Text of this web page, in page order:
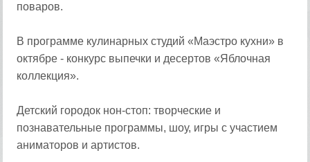
поваров.
В программе кулинарных студий «Маэстро кухни» в
октябре - конкурс выпечки и десертов «Яблочная
коллекция».
Детский городок нон-стоп: творческие и
познавательные программы, шоу, игры с участием
аниматоров и артистов.